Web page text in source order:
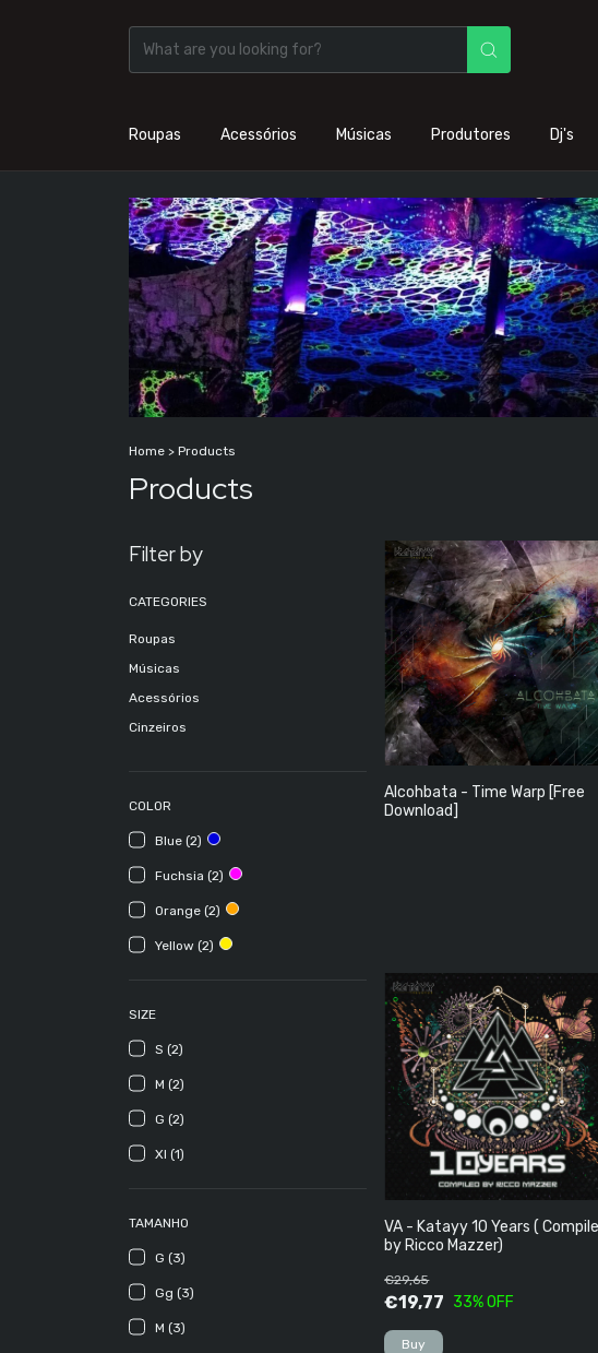
Roupas Acessórios Músicas Produtores Dj's
Home > Products
Products
Filter by
CATEGORIES
Roupas
Músicas
Acessórios
Cinzeiros
COLOR
Blue (2)
Fuchsia (2)
Orange (2)
Yellow (2)
SIZE
S (2)
M (2)
G (2)
Xl (1)
TAMANHO
G (3)
Gg (3)
M (3)
Alcohbata - Time Warp [Free
Download]
VA - Katayy 10 Years (
by Ricco Mazzer)
€19,77
€29,65
33% OFF